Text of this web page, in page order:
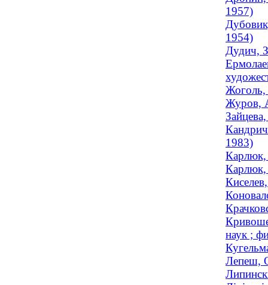
1957)
1954)
Дудич,
Жоголь,
Журов,
1983)
Карлюк,
Карлюк,
наук ;
Лепеш,